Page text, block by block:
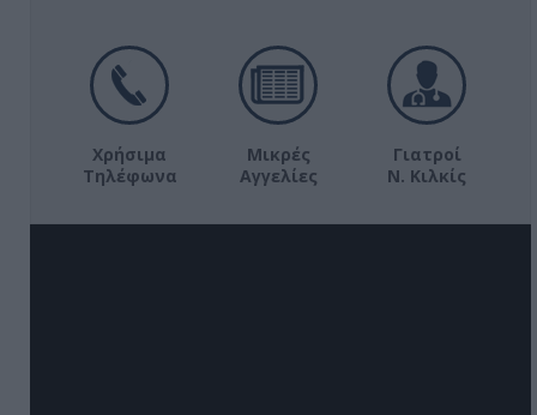
Χρήσιμα
Τηλέφωνα
Μικρές
Αγγελίες
Γιατροί
Ν. Κιλκίς